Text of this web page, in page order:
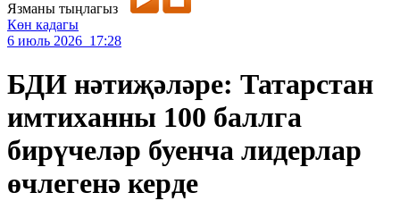
Язманы тыңлагыз
Көн кадагы
6 июль 2026 17:28
БДИ нәтиҗәләре: Татарстан
имтиханны 100 баллга
бирүчеләр буенча лидерлар
өчлегенә керде